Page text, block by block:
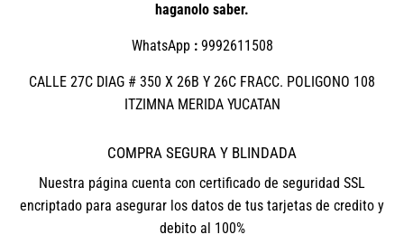
haganolo saber.
WhatsApp : 9992611508
CALLE 27C DIAG # 350 X 26B Y 26C FRACC. POLIGONO 108
ITZIMNA MERIDA YUCATAN
COMPRA SEGURA Y BLINDADA
Nuestra página cuenta con certificado de seguridad SSL
encriptado para asegurar los datos de tus tarjetas de credito y
debito al 100%